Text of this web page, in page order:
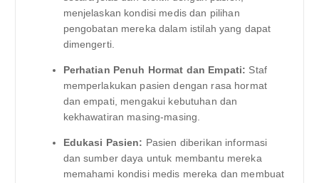
menjelaskan kondisi medis dan pilihan
pengobatan mereka dalam istilah yang dapat
dimengerti.
Perhatian Penuh Hormat dan Empati: Staf
memperlakukan pasien dengan rasa hormat
dan empati, mengakui kebutuhan dan
kekhawatiran masing-masing.
Edukasi Pasien: Pasien diberikan informasi
dan sumber daya untuk membantu mereka
memahami kondisi medis mereka dan membuat